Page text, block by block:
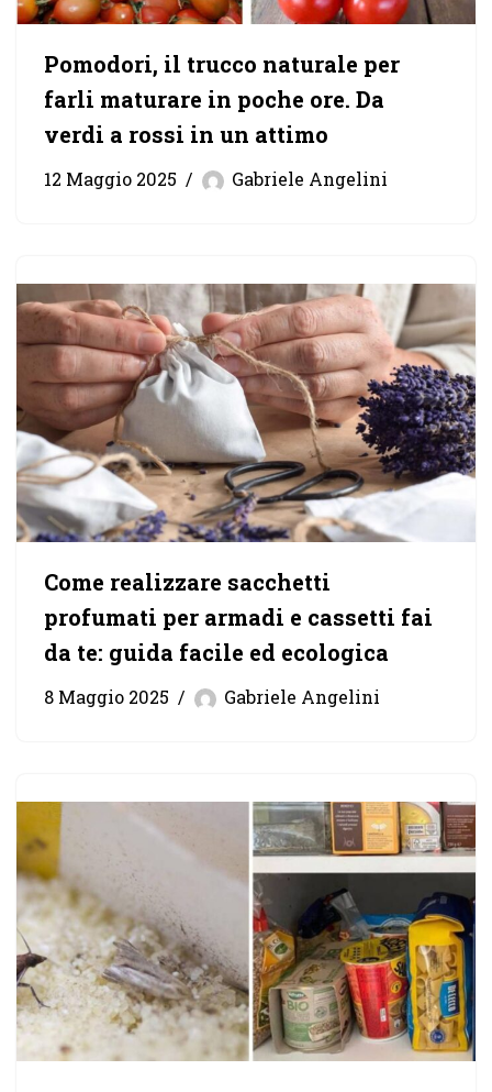
Pomodori, il trucco naturale per
farli maturare in poche ore. Da
verdi a rossi in un attimo
12 Maggio 2025 Gabriele Angelini
Come realizzare sacchetti
profumati per armadi e cassetti fai
da te: guida facile ed ecologica
8 Maggio 2025 Gabriele Angelini